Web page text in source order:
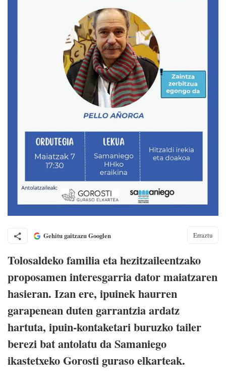
Gehitu gaitzazu Googlen Erraztu
Tolosaldeko familia eta hezitzaileentzako
proposamen interesgarria dator maiatzaren
hasieran. Izan ere, ipuinek haurren
garapenean duten garrantzia ardatz
hartuta, ipuin-kontaketari buruzko tailer
berezi bat antolatu da Samaniego
ikastetxeko Gorosti guraso elkarteak.